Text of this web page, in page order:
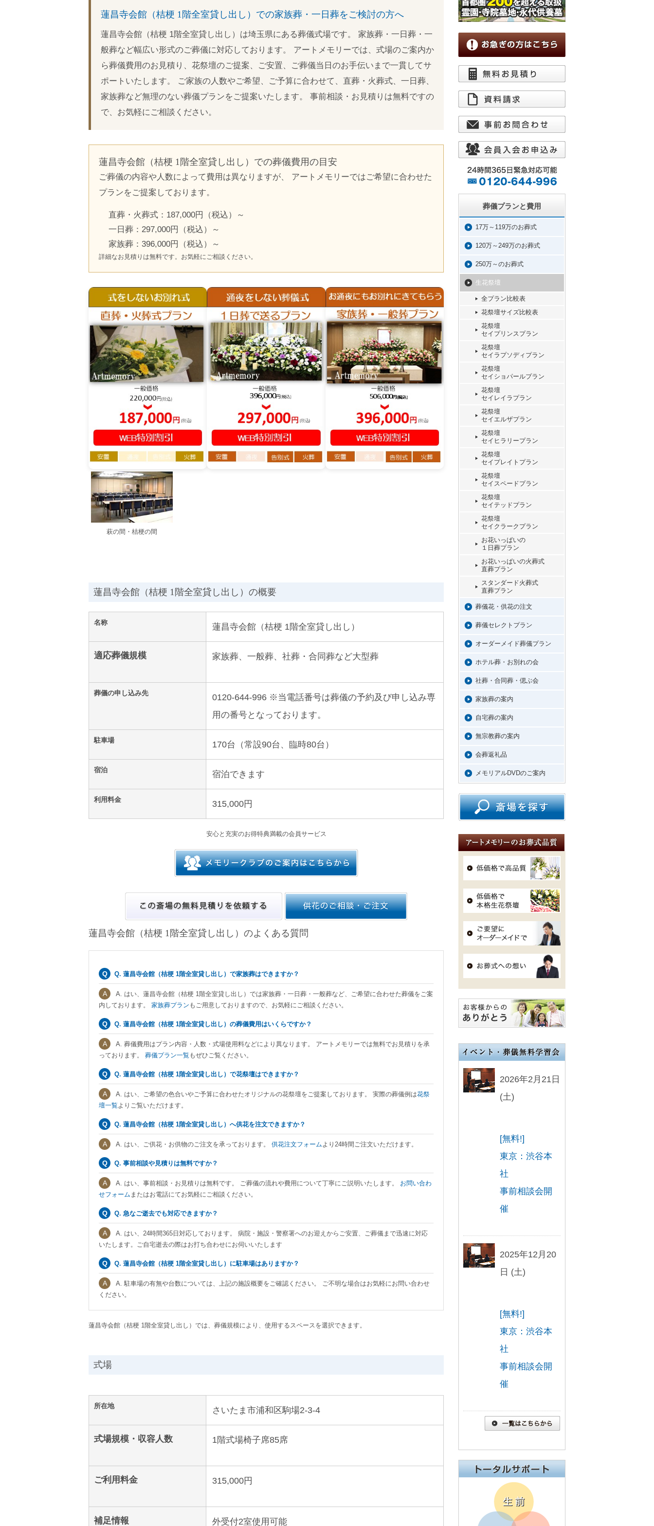
蓮昌寺会館（桔梗 1階全室貸し出し）での家族葬・一日葬をご検討の方へ
蓮昌寺会館（桔梗 1階全室貸し出し）は埼玉県にある葬儀式場です。 家族葬・一日葬・一
般葬など幅広い形式のご葬儀に対応しております。 アートメモリーでは、式場のご案内か
ら葬儀費用のお見積り、花祭壇のご提案、ご安置、ご葬儀当日のお手伝いまで一貫してサ
ポートいたします。 ご家族の人数やご希望、ご予算に合わせて、直葬・火葬式、一日葬、
家族葬など無理のない葬儀プランをご提案いたします。 事前相談・お見積りは無料ですの
で、お気軽にご相談ください。
蓮昌寺会館（桔梗 1階全室貸し出し）での葬儀費用の目安
ご葬儀の内容や人数によって費用は異なりますが、 アートメモリーではご希望に合わせた
プランをご提案しております。
直葬・火葬式：187,000円（税込）～
一日葬：297,000円（税込）～
家族葬：396,000円（税込）～
詳細なお見積りは無料です。お気軽にご相談ください。
萩の間・桔梗の間
蓮昌寺会館（桔梗 1階全室貸し出し）の概要
名称 蓮昌寺会館（桔梗 1階全室貸し出し）
適応葬儀規模 家族葬、一般葬、社葬・合同葬など大型葬
葬儀の申し込み先
0120-644-996 ※当電話番号は葬儀の予約及び申し込み専
用の番号となっております。
駐車場 170台（常設90台、臨時80台）
宿泊 宿泊できます
利用料金 315,000円
安心と充実のお得特典満載の会員サービス
蓮昌寺会館（桔梗 1階全室貸し出し）のよくある質問
Q. 蓮昌寺会館（桔梗 1階全室貸し出し）で家族葬はできますか？
A. はい、蓮昌寺会館（桔梗 1階全室貸し出し）では家族葬・一日葬・一般葬など、ご希望に合わせた葬儀をご案
内しております。 家族葬プラン もご用意しておりますので、お気軽にご相談ください。
Q. 蓮昌寺会館（桔梗 1階全室貸し出し）の葬儀費用はいくらですか？
A. 葬儀費用はプラン内容・人数・式場使用料などにより異なります。 アートメモリーでは無料でお見積りを承
っております。 葬儀プラン一覧 もぜひご覧ください。
Q. 蓮昌寺会館（桔梗 1階全室貸し出し）で花祭壇はできますか？
A. はい、ご希望の色合いやご予算に合わせたオリジナルの花祭壇をご提案しております。 実際の葬儀例は花祭
壇一覧 よりご覧いただけます。
Q. 蓮昌寺会館（桔梗 1階全室貸し出し）へ供花を注文できますか？
A. はい、ご供花・お供物のご注文を承っております。 供花注文フォーム より24時間ご注文いただけます。
Q. 事前相談や見積りは無料ですか？
A. はい、事前相談・お見積りは無料です。 ご葬儀の流れや費用について丁寧にご説明いたします。 お問い合わ
せフォーム またはお電話にてお気軽にご相談ください。
Q. 急なご逝去でも対応できますか？
A. はい、24時間365日対応しております。 病院・施設・警察署へのお迎えからご安置、ご葬儀まで迅速に対応
いたします。ご自宅逝去の際はお打ち合わせにお伺いいたします
Q. 蓮昌寺会館（桔梗 1階全室貸し出し）に駐車場はありますか？
A. 駐車場の有無や台数については、上記の施設概要をご確認ください。 ご不明な場合はお気軽にお問い合わせ
ください。
蓮昌寺会館（桔梗 1階全室貸し出し）では、葬儀規模により、使用するスペースを選択できます。
式場
所在地 さいたま市浦和区駒場2-3-4
式場規模・収容人数 1階式場椅子席85席
ご利用料金 315,000円
補足情報 外受付2室使用可能
葬儀プランと費用
17万～119万のお葬式
120万～249万のお葬式
250万～のお葬式
生花祭壇
全プラン比較表
花祭壇サイズ比較表
花祭壇
セイプリンスプラン
花祭壇
セイラプソディプラン
花祭壇
セイショパールプラン
花祭壇
セイレイラプラン
花祭壇
セイエルザプラン
花祭壇
セイヒラリープラン
花祭壇
セイプレイトプラン
花祭壇
セイスペードプラン
花祭壇
セイテッドプラン
花祭壇
セイクラークプラン
お花いっぱいの
１日葬プラン
お花いっぱいの火葬式
直葬プラン
スタンダード火葬式
直葬プラン
葬儀花・供花の注文
葬儀セレクトプラン
オーダーメイド葬儀プラン
ホテル葬・お別れの会
社葬・合同葬・偲ぶ会
家族葬の案内
自宅葬の案内
無宗教葬の案内
会葬返礼品
メモリアルDVDのご案内
2026年2月21日
(土)
[無料!]
東京：渋谷本
社
事前相談会開
催
2025年12月20
日 (土)
[無料!]
東京：渋谷本
社
事前相談会開
催